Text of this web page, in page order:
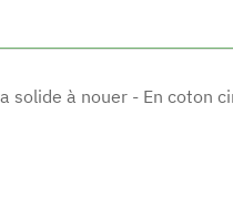
solide à nouer - En coton